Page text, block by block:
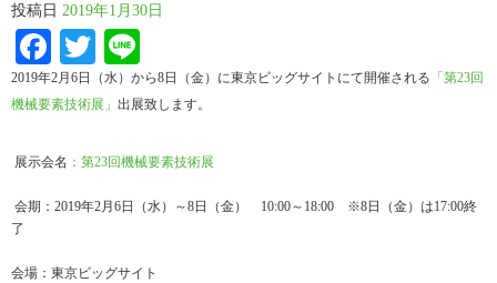
投稿日 2019年1月30日
Facebook
Twitter
2019年2月6日（水）から8日（金）に東京ビッグサイトにて開催される 「第23回
機械要素技術展」 出展致します。
展示会名 ：第23回機械要素技術展
会期：2019年2月6日（水）～8日（金） 10:00～18:00 ※8日（金）は17:00終
了
会場：東京ビッグサイト